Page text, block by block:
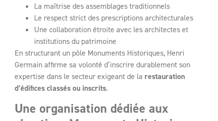
La maîtrise des assemblages traditionnels
Le respect strict des prescriptions architecturales
Une collaboration étroite avec les architectes et
institutions du patrimoine
En structurant un pôle Monuments Historiques, Henri
Germain affirme sa volonté d’inscrire durablement son
expertise dans le secteur exigeant de la restauration
d’édifices classés ou inscrits.
Une organisation dédiée aux